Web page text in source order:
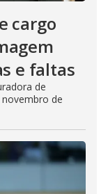
cargo
e faltas
de
de